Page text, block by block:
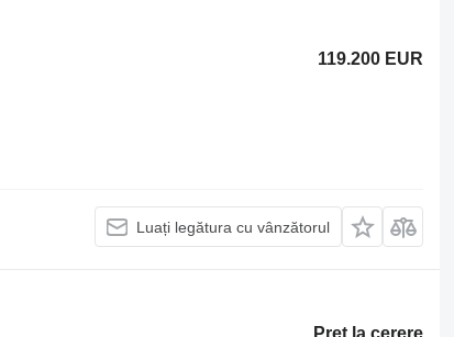
119.200 EUR
Luați legătura cu vânzătorul
Preț la cerere